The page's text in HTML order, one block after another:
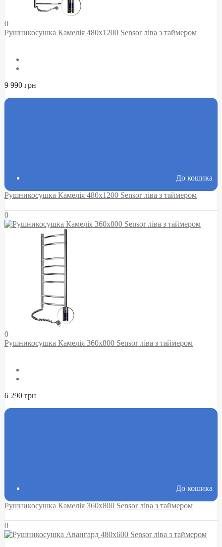
0
Рушникосушка Камелія 480х1200 Sensor ліва з таймером
9 990 грн
До кошика
Рушникосушка Камелія 480х1200 Sensor ліва з таймером
0
0
Рушникосушка Камелія 360х800 Sensor ліва з таймером
6 290 грн
До кошика
Рушникосушка Камелія 360х800 Sensor ліва з таймером
0